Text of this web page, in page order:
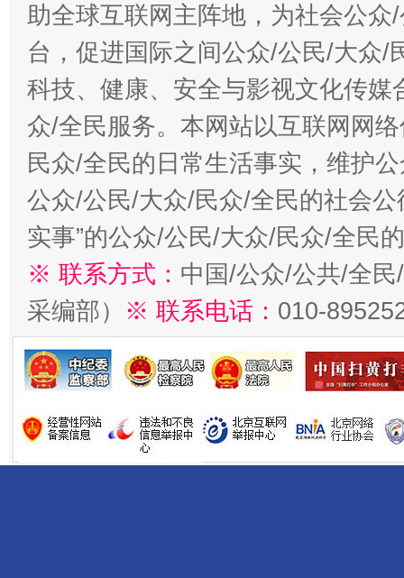
助全球互联网主阵地，为社会公
台，促进国际之间公众/公民/大众/
科技、健康、安全与影视文化传
众/全民服务。本网站以互联网网
民众/全民的日常生活事实，维护
公众/公民/大众/民众/全民的社会公
实事”的公众/公民/大众/民众/全民
※ 联系方式： 中国/公众/公共/全
采编部） ※ 联系电话： 010-